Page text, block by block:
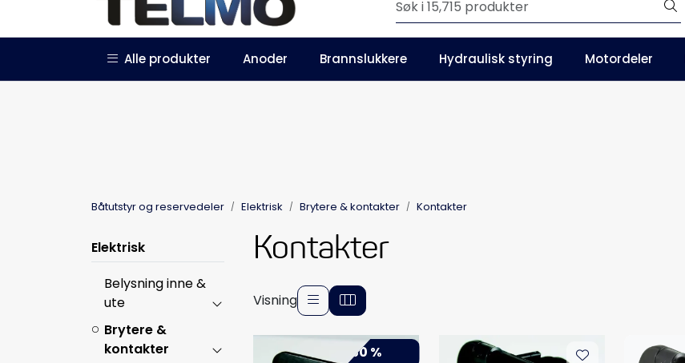
Outlet
Trustpilot | Forhandlersøknad | Våre kataloger
Alle produkter Anoder Brannslukkere Hydraulisk styring Motordeler
Båtutstyr og reservedeler Elektrisk Brytere & kontakter Kontakter
Elektrisk
Belysning inne &
ute
Brytere &
kontakter
Kontakter
Visning
-50 %